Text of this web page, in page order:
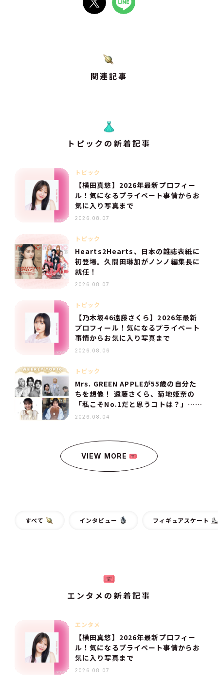
関連記事
トピックの新着記事
トピック
【横田真悠】2026年最新プロフィー
ル！気になるプライベート事情からお
気に入り写真まで
2026.08.07
トピック
Hearts2Hearts、日本の雑誌表紙に
初登場。久間田琳加がノンノ編集長に
就任！
2026.08.07
トピック
【乃木坂46遠藤さくら】2026年最新
プロフィール！気になるプライベート
事情からお気に入り写真まで
2026.08.06
トピック
Mrs. GREEN APPLEが55歳の自分た
ちを想像！ 遠藤さくら、菊地姫奈の
「私こそNo.1だと思うコトは？」…
【人気記事TOP10】
2026.08.04
VIEW MORE
すべて インタビュー フィギュアスケート
エンタメの新着記事
エンタメ
【横田真悠】2026年最新プロフィー
ル！気になるプライベート事情からお
気に入り写真まで
2026.08.07